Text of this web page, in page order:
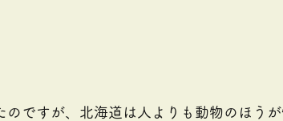
ですが、北海道は人よりも動物のほうが